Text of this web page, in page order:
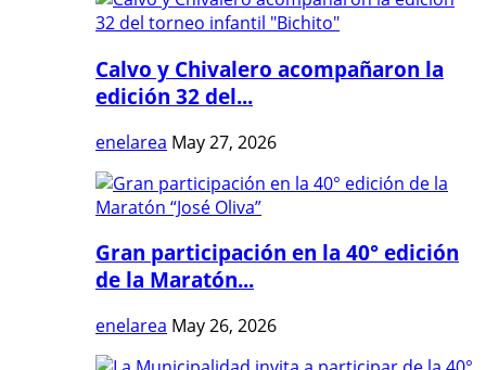
Calvo y Chivalero acompañaron la
edición 32 del...
enelarea May 27, 2026
Gran participación en la 40° edición
de la Maratón...
enelarea May 26, 2026